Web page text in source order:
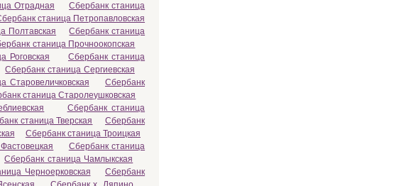
Отрадная
Сбербанк станица
станица Петропавловская
Полтавская
Сбербанк станица
станица Прочноокопская
Роговская
Сбербанк станица
Сбербанк станица Сергиевская
Старовеличковская
Сбербанк
станица Старолеушковская
Сбербанк станица
станица Тверская
Сбербанк
Сбербанк станица Троицкая
Сбербанк станица
Сбербанк станица Чамлыкская
Черноерковская
Сбербанк